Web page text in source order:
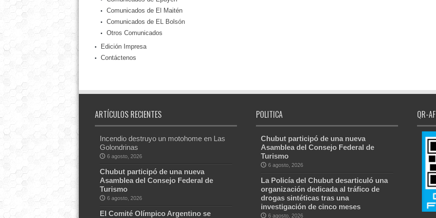
Comunicados de El Maitén
Comunicados de EL Bolsón
Otros Comunicados
Edición Impresa
Contáctenos
ARTÍCULOS RECIENTES
Incendio destruyo un motohome en Las
Golondrinas
6 agosto, 2026
Chubut participó de una nueva
Asamblea del Consejo Federal de
Turismo
6 agosto, 2026
El Comité Olímpico Argentino se
POLITICA
Chubut participó de una nueva
Asamblea del Consejo Federal de
Turismo
6 agosto, 2026
La Policía del Chubut desarticuló una
organización dedicada al tráfico de
drogas sintéticas tras una
investigación de cinco meses
6 agosto, 2026
QR-